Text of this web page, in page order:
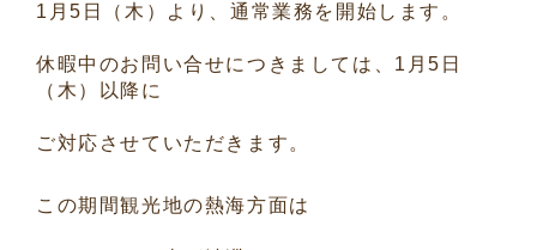
1月5日（木）より、通常業務を開始します。
休暇中のお問い合せにつきましては、1月5日
（木）以降に
ご対応させていただきます。
この期間観光地の熱海方面は